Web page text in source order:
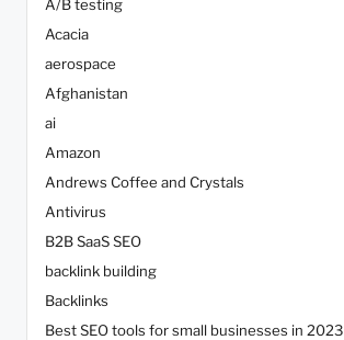
A/B testing
Acacia
aerospace
Afghanistan
ai
Amazon
Andrews Coffee and Crystals
Antivirus
B2B SaaS SEO
backlink building
Backlinks
Best SEO tools for small businesses in 2023